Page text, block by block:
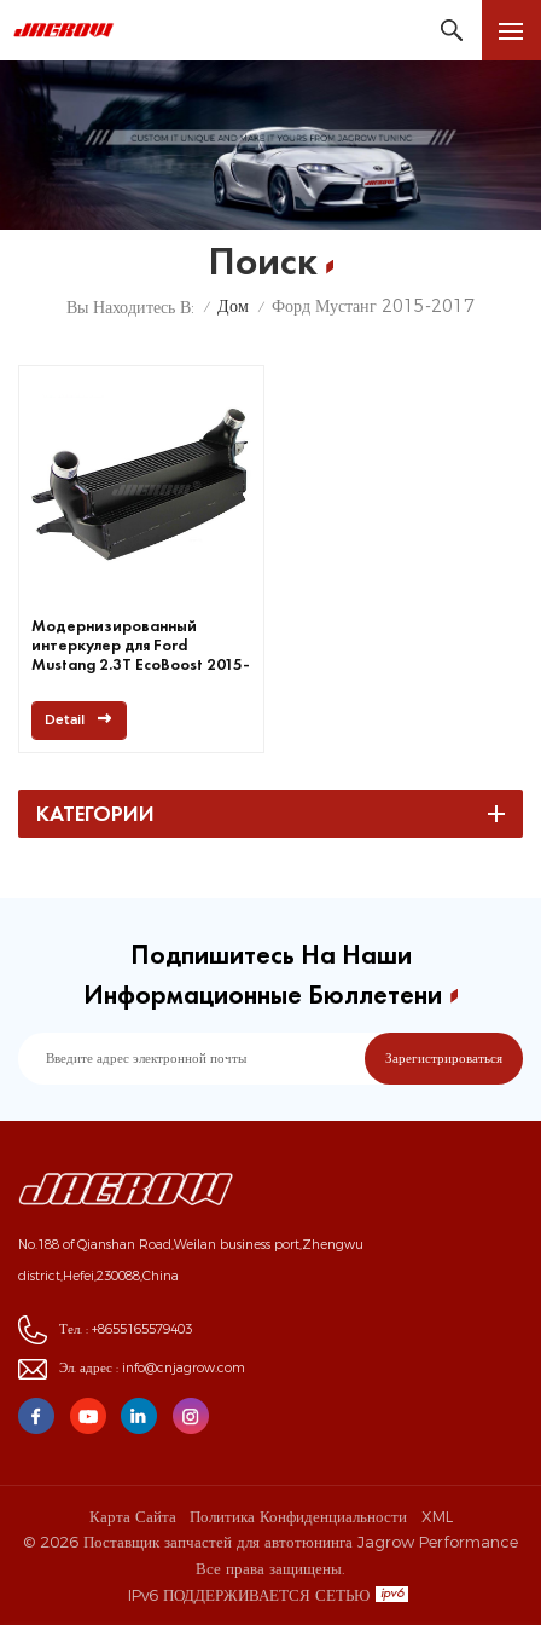
Поиск
Вы Находитесь В: / Дом / Форд Мустанг 2015-2017
Модернизированный
интеркулер для Ford
Mustang 2.3T EcoBoost 2015-
Detail
КАТЕГОРИИ
Подпишитесь На Наши
Информационные Бюллетени
No.188 of Qianshan Road,Weilan business port,Zhengwu
district,Hefei,230088,China
Тел. : +8655165579403
Эл. адрес : info@cnjagrow.com
Карта Сайта Политика Конфиденциальности
XML
© 2026 Поставщик запчастей для автотюнинга Jagrow Performance
Все права защищены.
IPv6 ПОДДЕРЖИВАЕТСЯ СЕТЬЮ